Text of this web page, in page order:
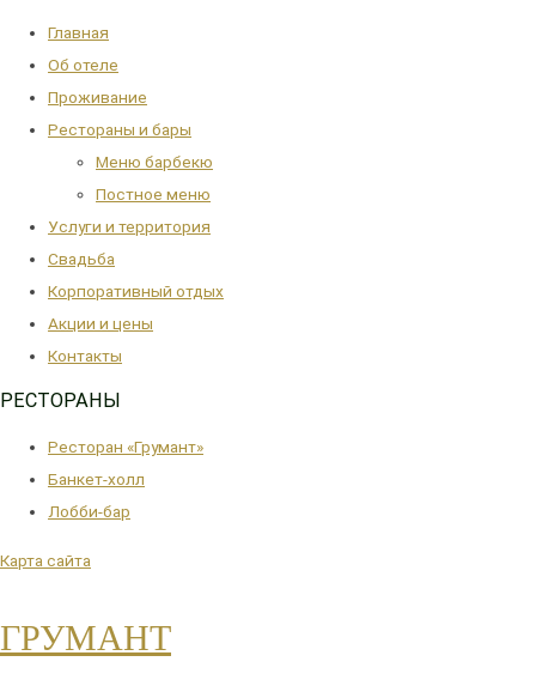
Главная
Об отеле
Проживание
Рестораны и бары
Меню барбекю
Постное меню
Услуги и территория
Свадьба
Корпоративный отдых
Акции и цены
Контакты
РЕСТОРАНЫ
Ресторан «Грумант»
Банкет-холл
Лобби-бар
Карта сайта
ГРУМАНТ